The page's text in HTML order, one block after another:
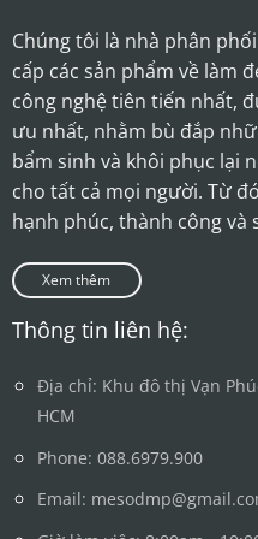
Chúng tôi là nhà phân
cấp các sản phẩm về làm
công nghệ tiên tiến nhất,
ưu nhất, nhằm bù đắp
bẩm sinh và khôi phục lại
cho tất cả mọi người. Từ
hạnh phúc, thành công và
Xem thêm
Thông tin liên hệ:
Địa chỉ: Khu đô thị Vạn
HCM
Phone: 088.6979.900
Email: